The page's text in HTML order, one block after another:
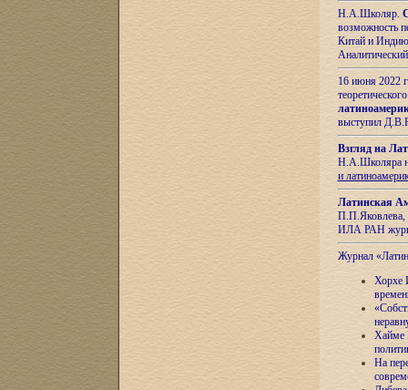
Н.А.Школяр.
возможность
Китай и
16 июня 2022
выступил
Взгляд на
Н.А.Школяра
и
Латинская
П.П.Яковлева,
ИЛА РАН
Журнал
Хорхе
Хайме
На